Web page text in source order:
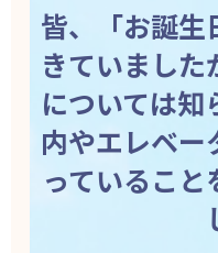
皆、「お誕生
きていました
については知
内やエレベー
っていること